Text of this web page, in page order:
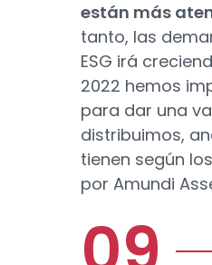
están más
tanto, las
ESG irá
2022 hemos
para dar una
distribuimos,
tienen según
por Amundi